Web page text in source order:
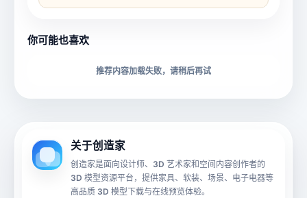
材质贴图
文件大小
你可能也喜欢
推荐内容加载失败，请稍后再试
关于创造家
创造家是面向设计师、3D 艺术家和空间内容创作者的
3D 模型资源平台，提供家具、软装、场景、电子电器等
高品质 3D 模型下载与在线预览体验。